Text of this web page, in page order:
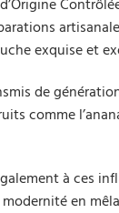
exquise et
de
comme
à ces
en